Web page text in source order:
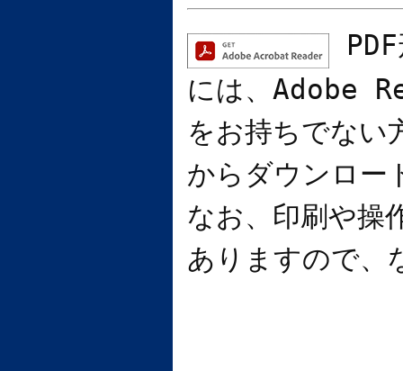
には、 Adobe
をお持ちでない
からダウンロー
なお、印刷や操
ありますので、